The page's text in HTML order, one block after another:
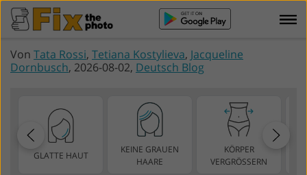
Von Tata Rossi, Tetiana Kostylieva, Jacqueline
Dornbusch, 2026-08-02, Deutsch Blog
GLATTE HAUT
KEINE GRAUEN
HAARE
KÖRPER
VERGRÖSSERN